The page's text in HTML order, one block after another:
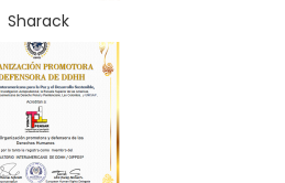
Sharack